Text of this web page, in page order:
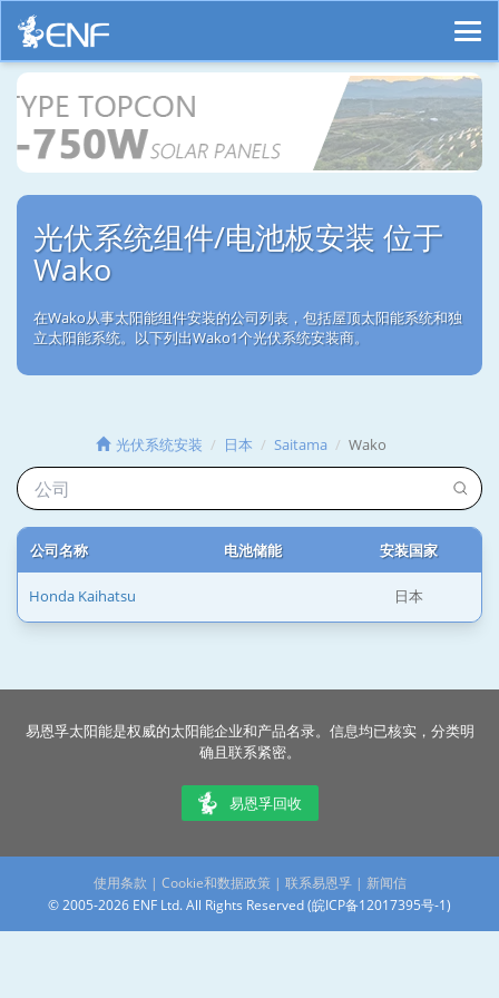
光伏系统组件/电池板安装 位于
Wako
在Wako从事太阳能组件安装的公司列表，包括屋顶太阳能系统和独
立太阳能系统。以下列出Wako1个光伏系统安装商。
光伏系统安装 日本 Saitama Wako
公司名称 电池储能 安装国家
Honda Kaihatsu 日本
易恩孚太阳能是权威的太阳能企业和产品名录。信息均已核实，分类明
确且联系紧密。
易恩孚回收
使用条款 | Cookie和数据政策| 联系易恩孚 | 新闻信
© 2005-2026 ENF Ltd. All Rights Reserved (皖ICP备12017395号-1)